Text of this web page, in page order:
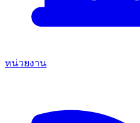
หน่วยงาน